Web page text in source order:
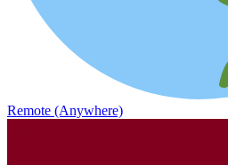
Remote (Anywhere)